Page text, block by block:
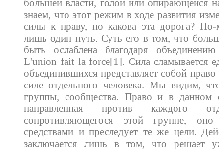
большей власти, голой или опирающейся
знаем, что этот режим в ходе развития
силы к праву, но какова эта дорога?
лишь один путь. Суть его в том, что
быть ослаблена благодаря
L'union fait la force[1]. Сила сламывается
объединившихся представляет собой
силе отдельного человека. Мы видим,
группы, сообщества. Право и в данном
направленная против каждого
сопротивляющегося этой группе, оно
средствами и преследует те же цели.
заключается лишь в том, что решает